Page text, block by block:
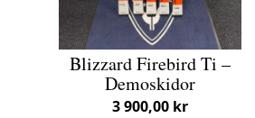
Blizzard Firebird Ti –
Demoskidor
3 900,00 kr